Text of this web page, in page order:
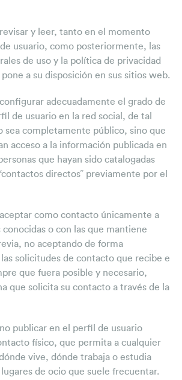
y leer, tanto en el momento
usuario, como posteriormente, las
de uso y la política de privacidad
a su disposición en sus sitios web.
adecuadamente el grado de
de usuario en la red social, de tal
sea completamente público, sino que
acceso a la información publicada en
que hayan sido catalogadas
directos” previamente por el
como contacto únicamente a
conocidas o con las que mantiene
no aceptando de forma
solicitudes de contacto que recibe e
que fuera posible y necesario,
que solicita su contacto a través de la
publicar en el perfil de usuario
físico, que permita a cualquier
vive, dónde trabaja o estudia
de ocio que suele frecuentar.